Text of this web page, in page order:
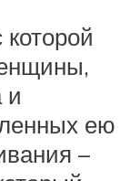
и
ею
–